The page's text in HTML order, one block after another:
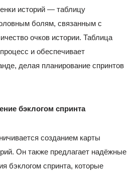
историй — таблицу
болям, связанным с
очков истории. Таблица
и обеспечивает
делая планирование спринтов
бэклогом спринта
созданием карты
Он также предлагает надёжные
бэклогом спринта, которые